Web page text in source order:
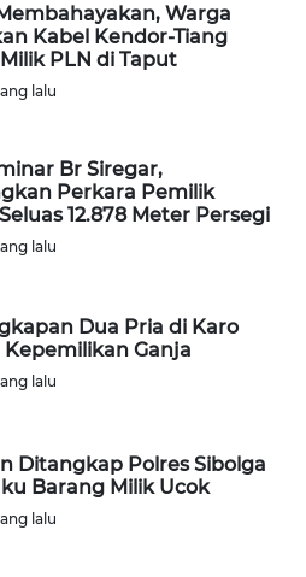
Warga
Kabel Kendor-Tiang
PLN di Taput
lalu
Br Siregar,
Perkara Pemilik
12.878 Meter Persegi
lalu
Dua Pria di Karo
Kepemilikan Ganja
lalu
Ditangkap Polres Sibolga
Barang Milik Ucok
lalu